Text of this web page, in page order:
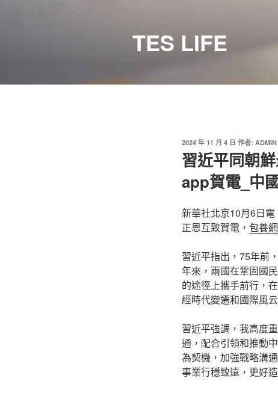
TES LIFE
發
佈
於
2024 年 11 月 4 日 作者: ADMIN
習近平同朝
app賀電_中
新華社北京10月6日
正恩互致賀電， 包養網
習近平指出，75年前
年來，兩國在鞏固國
的途徑上攜手前行，
經時代變遷和國際風
習近平強調，我高度
通，配合引領和推動
為契機，加強戰略溝
事業行穩致遠，更好